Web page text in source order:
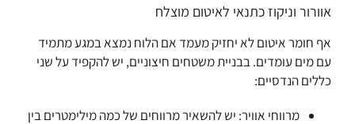
אוורור וניקוז כתנאי לאיטום מוצלח
אף חומר איטום לא יחזיק מעמד אם הלוח נמצא במגע מתמיד
עם מים עומדים. בבניית משטחים חיצוניים, יש להקפיד על שני
כללים הנדסיים:
מרווחי אוויר: יש להשאיר מרווחים של כמה מילימטרים בין